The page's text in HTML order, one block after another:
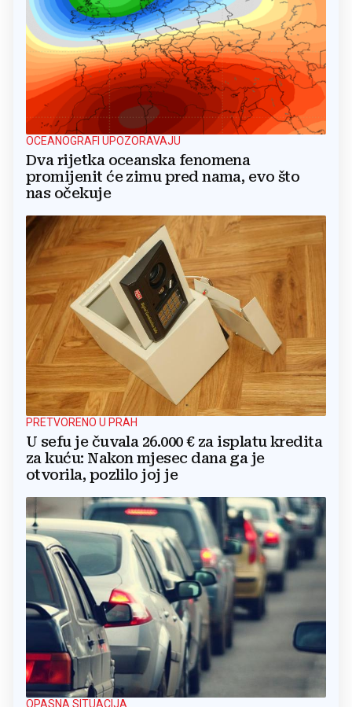
OCEANOGRAFI UPOZORAVAJU
Dva rijetka oceanska fenomena
promijenit će zimu pred nama, evo što
nas očekuje
PRETVORENO U PRAH
U sefu je čuvala 26.000 € za isplatu kredita
za kuću: Nakon mjesec dana ga je
otvorila, pozlilo joj je
OPASNA SITUACIJA